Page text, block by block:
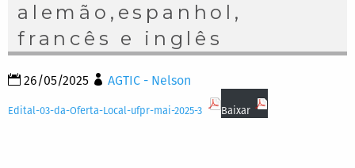
alemão,espanhol,
francês e inglês
26/05/2025 AGTIC - Nelson
Edital-03-da-Oferta-Local-ufpr-mai-2025-3 Baixar